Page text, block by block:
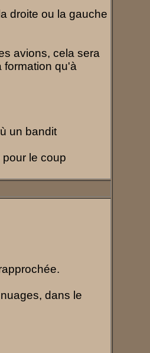
droite ou la gauche
avions, cela sera
formation qu'à
un bandit
le coup
dans le